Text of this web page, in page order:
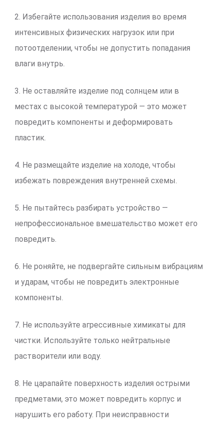
2. Избегайте использования изделия во время
интенсивных физических нагрузок или при
потоотделении, чтобы не допустить попадания
влаги внутрь.
3. Не оставляйте изделие под солнцем или в
местах с высокой температурой — это может
повредить компоненты и деформировать
пластик.
4. Не размещайте изделие на холоде, чтобы
избежать повреждения внутренней схемы.
5. Не пытайтесь разбирать устройство —
непрофессиональное вмешательство может его
повредить.
6. Не роняйте, не подвергайте сильным вибрациям
и ударам, чтобы не повредить электронные
компоненты.
7. Не используйте агрессивные химикаты для
чистки. Используйте только нейтральные
растворители или воду.
8. Не царапайте поверхность изделия острыми
предметами, это может повредить корпус и
нарушить его работу. При неисправности